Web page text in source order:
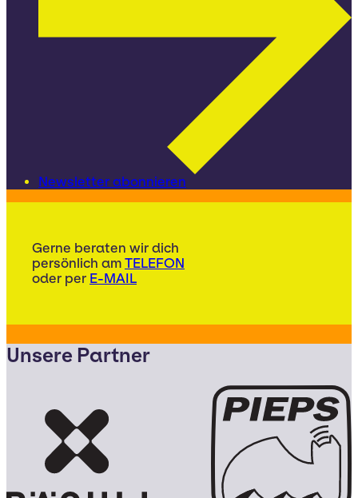
Newsletter abonnieren
Gerne beraten wir dich
persönlich am TELEFON
oder per E-MAIL
Unsere Partner